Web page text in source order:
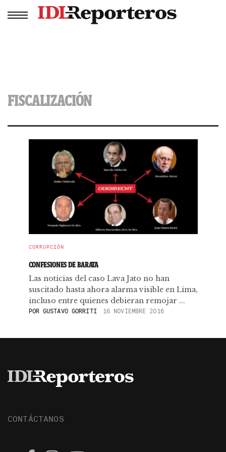
FISCALIZACIÓN
CORRUPCIÓN
CONFESIONES DE BARATA
Las noticias del caso Lava Jato no han
suscitado hasta ahora alarma visible en Lima,
incluso entre quienes debieran remojar ...
POR GUSTAVO GORRITI 16 NOVIEMBRE 2016
CONTÁCTANOS